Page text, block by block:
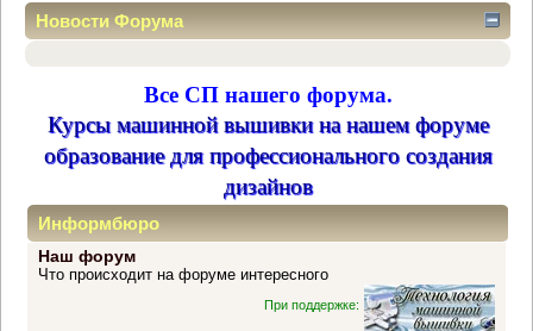
Новости Форума
Все СП нашего форума.
Курсы машинной вышивки на нашем форуме
образование для профессионального создания
дизайнов
Информбюро
Наш форум
Что происходит на форуме интересного
При поддержке: